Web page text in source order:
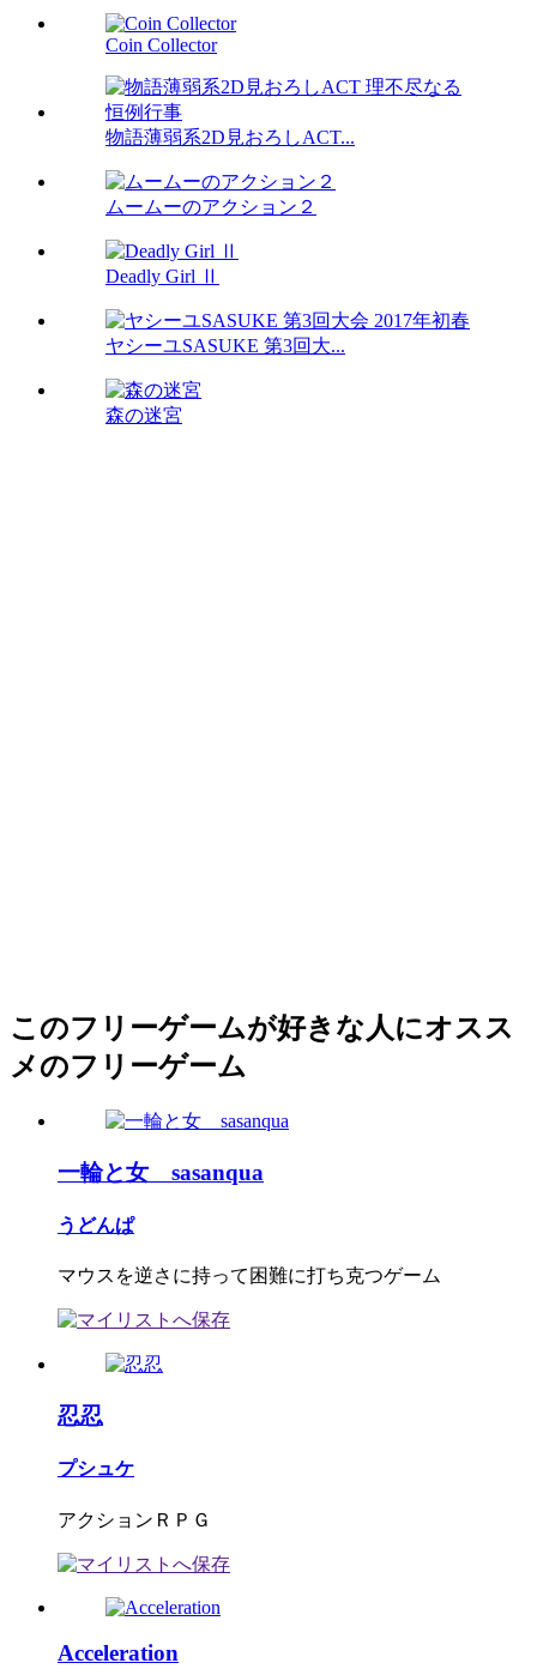
Coin Collector
物語薄弱系2D見おろしACT...
ムームーのアクション２
Deadly Girl Ⅱ
ヤシーユSASUKE 第3回大...
森の迷宮
このフリーゲームが好きな人にオスス
メのフリーゲーム
一輪と女 sasanqua
うどんぱ
マウスを逆さに持って困難に打ち克つゲーム
忍忍
プシュケ
アクションＲＰＧ
Acceleration